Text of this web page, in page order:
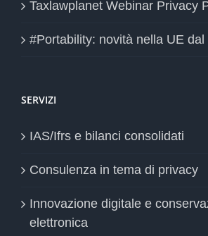
Taxlawplanet Webinar Privacy
#Portability: novità nella UE dal
SERVIZI
IAS/Ifrs e bilanci consolidati
Consulenza in tema di privacy
Innovazione digitale e
elettronica